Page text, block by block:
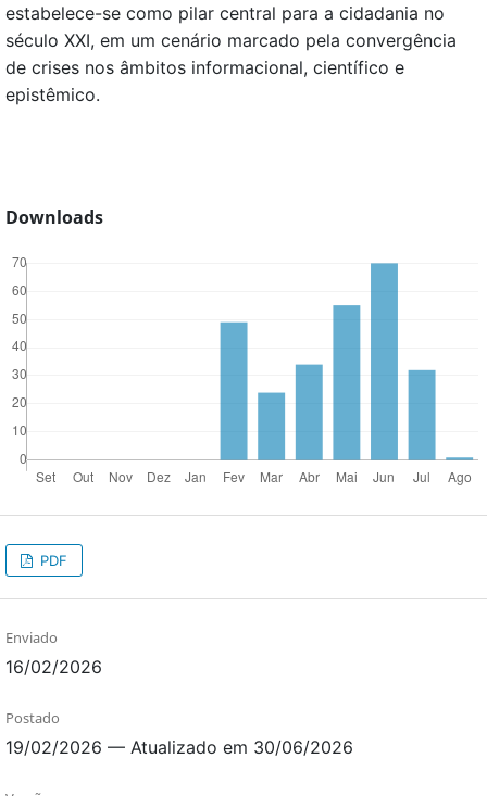
estabelece-se como pilar central para a cidadania no
século XXI, em um cenário marcado pela convergência
de crises nos âmbitos informacional, científico e
epistêmico.
Downloads
PDF
Enviado
16/02/2026
Postado
19/02/2026 — Atualizado em 30/06/2026